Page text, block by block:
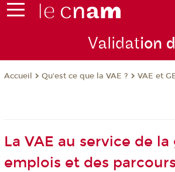
Validation
Accueil Qu'est ce que la VAE ? VAE et
La VAE au service de
emplois et des parcours